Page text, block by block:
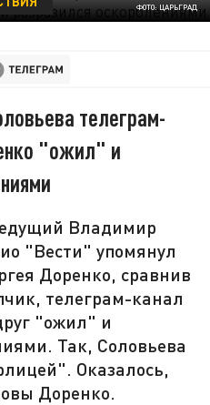
ФОТО: ЦАРЬГРАД
телеграм-
"ожил" и
Владимир
"Вести" упомянул
Доренко, сравнив
телеграм-канал
"ожил" и
Так, Соловьева
Оказалось,
Доренко.